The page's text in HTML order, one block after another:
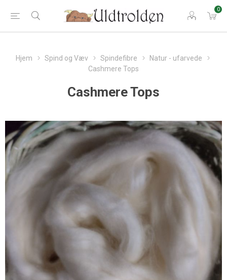
0
Hjem Spind og Væv Spindefibre
Natur - ufarvede
Cashmere Tops
Cashmere Tops